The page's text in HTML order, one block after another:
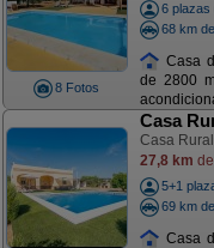
8 Fotos
6 plazas
68 km
Casa
de 2800
Casa
Casa
27,8 km
5+1
69 km
Casa